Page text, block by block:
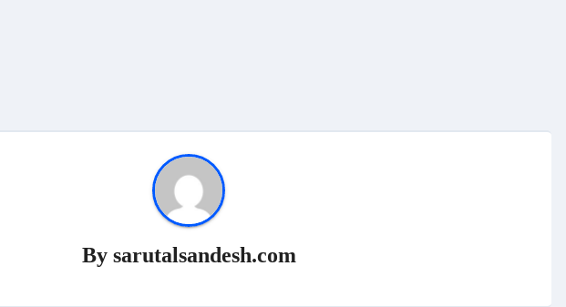
By sarutalsandesh.com